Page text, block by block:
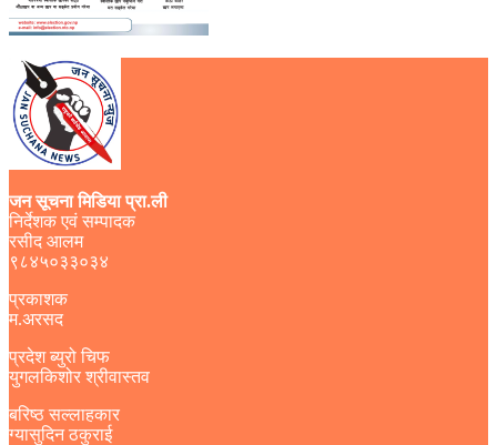
जन सूचना मिडिया प्रा.ली
निर्देशक एवं सम्पादक
रसीद आलम
९८४५०३३०३४
प्रकाशक
म.अरसद
प्रदेश ब्युरो चिफ
युगलकिशोर श्रीवास्तव
बरिष्ठ सल्लाहकार
ग्यासुदिन ठकुराई